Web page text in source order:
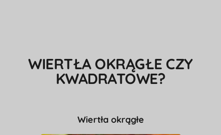
WIERTŁA OKRĄGŁE CZY
KWADRATOWE?
Wiertła okrągłe